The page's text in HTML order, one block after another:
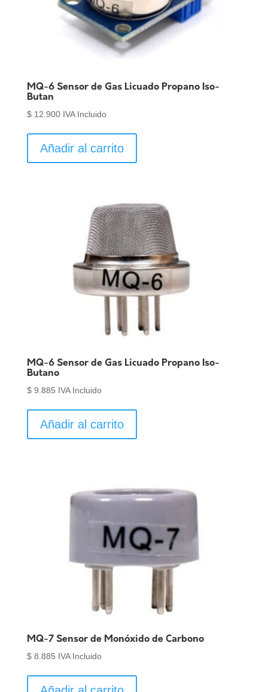
MQ-6 Sensor de Gas Licuado Propano Iso-
Butan
$12.900 IVA Incluido
Añadir al carrito
MQ-6 Sensor de Gas Licuado Propano Iso-
Butano
$9.885 IVA Incluido
Añadir al carrito
MQ-7 Sensor de Monóxido de Carbono
$8.885 IVA Incluido